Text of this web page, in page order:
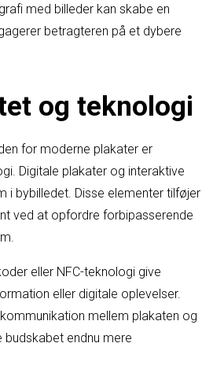
med billeder kan skabe en
betragteren på et dybere
og teknologi
for moderne plakater er
Digitale plakater og interaktive
i bybilledet. Disse elementer tilføjer
ved at opfordre forbipasserende
eller NFC-teknologi give
eller digitale oplevelser.
mellem plakaten og
budskabet endnu mere